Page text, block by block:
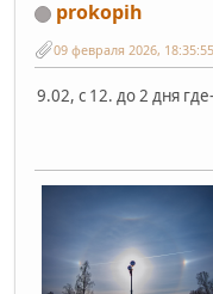
prokopih
09 февраля 2026, 18:35:55
9.02, с 12. до 2 дня